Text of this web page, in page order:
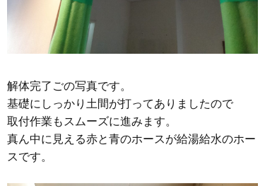
解体完了ごの写真です。
基礎にしっかり土間が打ってありましたので
取付作業もスムーズに進みます。
真ん中に見える赤と青のホースが給湯給水のホー
スです。